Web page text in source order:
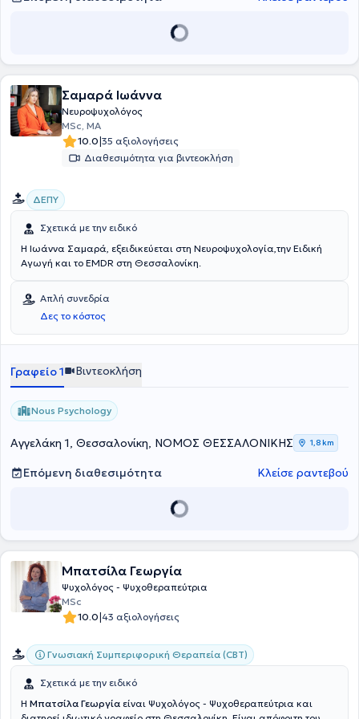
με την εμπειρία και την επιστημονική του εξειδίκευση, είναι σε θέση
θεραπεία στις ανάγκες του κάθε ατόμου.
Σαμαρά Ιωάννα
Νευροψυχολόγος
MSc, MA
10.0|35 αξιολογήσεις
Διαθεσιμότητα για βιντεοκλήση
ΔΕΠΥ
Σχετικά με την ειδικό
Η Ιωάννα Σαμαρά, εξειδικεύεται στη Νευροψυχολογία,την Ειδική
Αγωγή και το EMDR στη Θεσσαλονίκη.
Απλή συνεδρία
Δες το κόστος
Γραφείο 1 Βιντεοκλήση
Nous Psychology
Αγγελάκη 1, Θεσσαλονίκη, ΝΟΜΟΣ ΘΕΣΣΑΛΟΝΙΚΗΣ 1,8 km
Επόμενη διαθεσιμότητα Κλείσε ραντεβού
Μπατσίλα Γεωργία
Ψυχολόγος - Ψυχοθεραπεύτρια
MSc
10.0|43 αξιολογήσεις
Γνωσιακή Συμπεριφορική Θεραπεία (CBT)
Σχετικά με την ειδικό
Η Μπατσίλα Γεωργία είναι Ψυχολόγος - Ψυχοθεραπεύτρια και